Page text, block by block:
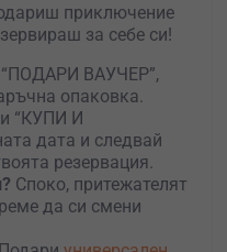
приключение
за себе си!
“ПОДАРИ ВАУЧЕР”,
опаковка.
“КУПИ И
дата и следвай
резервация.
Споко, притежателят
да си смени